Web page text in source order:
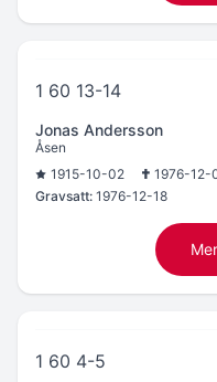
1 60 13-14
Jonas Andersson
Åsen
1915-10-02
1976-12-
Gravsatt: 1976-12-18
1 60 4-5